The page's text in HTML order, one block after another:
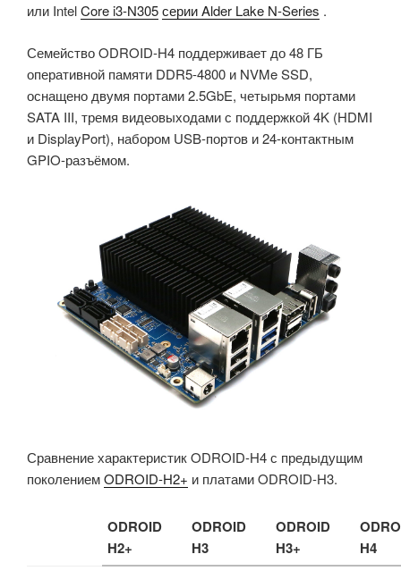
или IntelCore i3-N305серии Alder Lake N-Series .
Семейство ODROID-H4 поддерживает до 48 ГБ
оперативной памяти DDR5-4800 и NVMe SSD,
оснащено двумя портами 2.5GbE, четырьмя портами
SATA III, тремя видеовыходами с поддержкой 4K (HDMI
и DisplayPort), набором USB-портов и 24-контактным
GPIO-разъёмом.
Сравнение характеристик ODROID-H4 с предыдущим
поколениемODROID-H2+ и платами ODROID-H3.
ODROID
H2+
ODROID
H3
ODROID
H3+
H4